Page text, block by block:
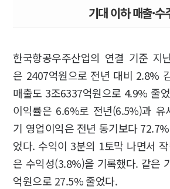
기대 이하 매출·수
한국항공우주산업의 연결 기준 지
은 2407억원으로 전년 대비 2.8%
매출도 3조6337억원으로 4.9% 줄
이익률은 6.6%로 전년(6.5%)과 유
기 영업이익은 전년 동기보다
었다. 수익이 3분의 1토막 나면서
은 수익성(3.8%)을 기록했다. 같은
억원으로 27.5% 줄었다.